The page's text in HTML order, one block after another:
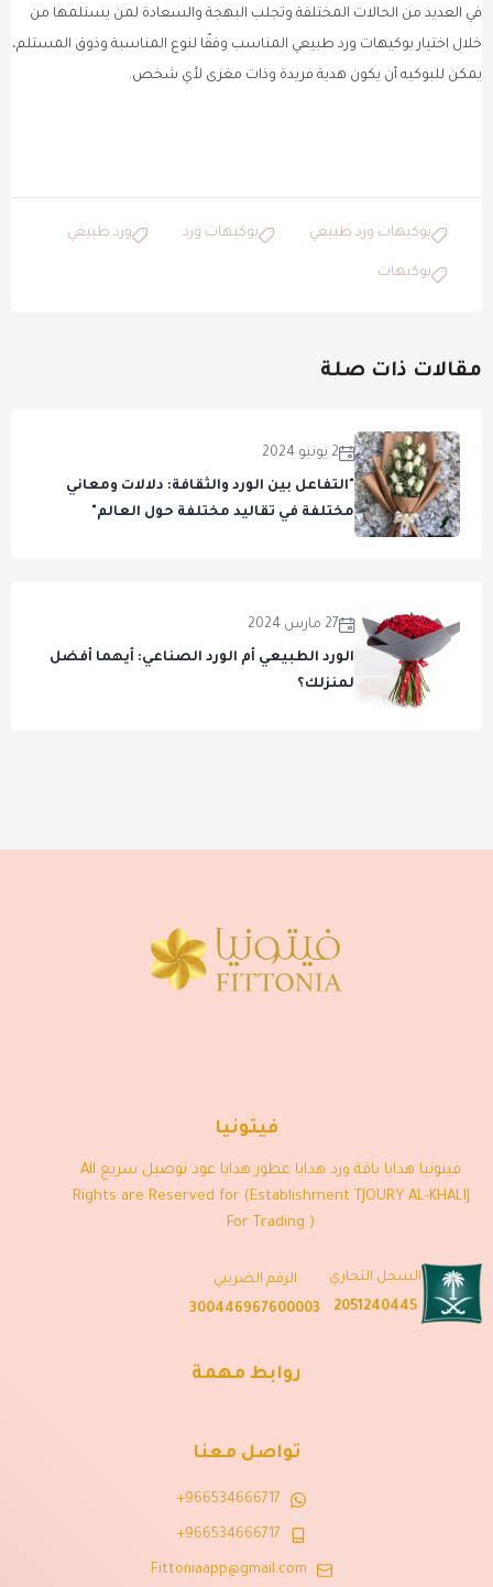
في العديد من الحالات المختلفة وتجلب البهجة والسعادة لمن يستلمها من
خلال اختيار بوكيهات ورد طبيعي المناسب وفقًا لنوع المناسبة وذوق المستلم،
يمكن للبوكيه أن يكون هدية فريدة وذات مغزى لأي شخص.
بوكيهات ورد طبيعي بوكيهات ورد ورد طبيعي
بوكيهات
مقالات ذات صلة
2 يونيو 2024
"التفاعل بين الورد والثقافة: دلالات ومعاني
مختلفة في تقاليد مختلفة حول العالم"
27 مارس 2024
الورد الطبيعي أم الورد الصناعي: أيهما أفضل
لمنزلك؟
فيتونيا
فيتونيا هدايا باقة ورد هدايا عطور هدايا عود توصيل سريع All
Rights are Reserved for (Establishment TJOURY AL-KHALIJ
For Trading )
السجل التجاري
2051240445
الرقم الضريبي
300446967600003
روابط مهمة
تواصل معنا
+966534666717
+966534666717
Fittoniaapp@gmail.com